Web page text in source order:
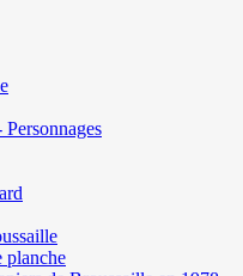
planche